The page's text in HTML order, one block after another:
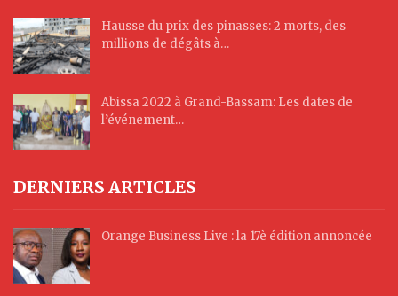
Hausse du prix des pinasses: 2 morts, des
millions de dégâts à…
Abissa 2022 à Grand-Bassam: Les dates de
l’événement…
DERNIERS ARTICLES
Orange Business Live : la 17è édition annoncée